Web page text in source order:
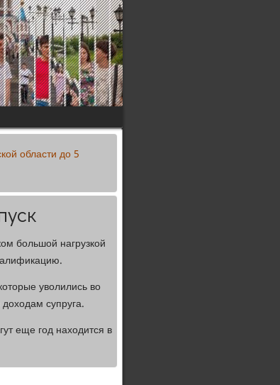
области до 5
большой нагрузкой
уволились во
супруга.
еще год находится в